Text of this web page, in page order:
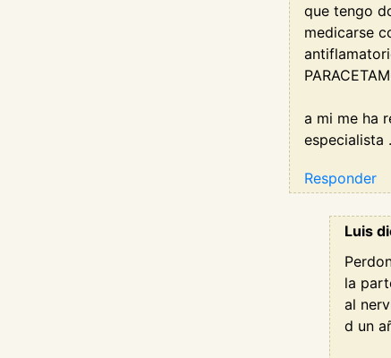
que tengo
medicarse
a mi me ha
especialista .
Responder
Luis
la
al
d un